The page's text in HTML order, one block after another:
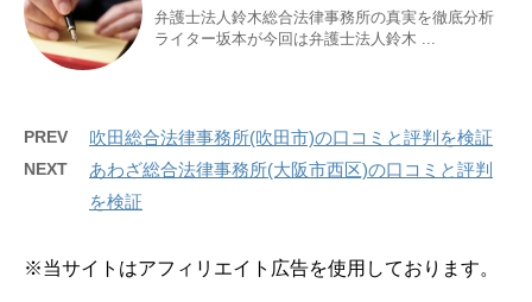
弁護士法人鈴木総合法律事務所の真実を徹底分析
ライター坂本が今回は弁護士法人鈴木 ...
PREV 吹田総合法律事務所(吹田市)の口コミと評判を検証
NEXT
あわざ総合法律事務所(大阪市西区)の口コミと評判
を検証
※当サイトはアフィリエイト広告を使用しております。